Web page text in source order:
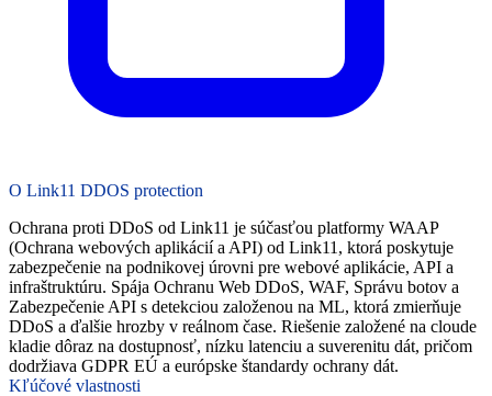
O Link11 DDOS protection
Ochrana proti DDoS od Link11 je súčasťou platformy WAAP
(Ochrana webových aplikácií a API) od Link11, ktorá poskytuje
zabezpečenie na podnikovej úrovni pre webové aplikácie, API a
infraštruktúru. Spája Ochranu Web DDoS, WAF, Správu botov a
Zabezpečenie API s detekciou založenou na ML, ktorá zmierňuje
DDoS a ďalšie hrozby v reálnom čase. Riešenie založené na cloude
kladie dôraz na dostupnosť, nízku latenciu a suverenitu dát, pričom
dodržiava GDPR EÚ a európske štandardy ochrany dát.
Kľúčové vlastnosti